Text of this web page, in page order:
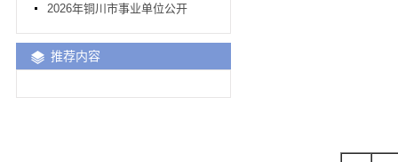
2026年铜川市事业单位公开
推荐内容